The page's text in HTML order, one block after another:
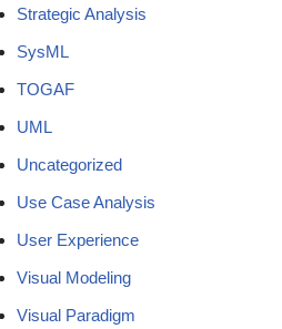
Strategic Analysis
SysML
TOGAF
UML
Uncategorized
Use Case Analysis
User Experience
Visual Modeling
Visual Paradigm